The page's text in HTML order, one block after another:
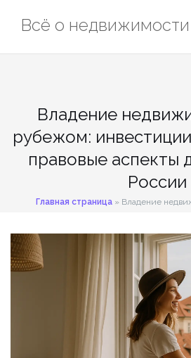
Всё о недвижимости
Владение
рубежом:
правовые аспекты
России
Главная страница» Владение